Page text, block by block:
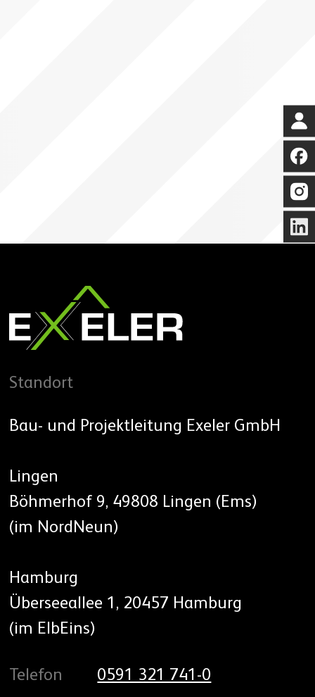
LinkedIn
Standort
Bau- und Projektleitung Exeler GmbH
Lingen
Böhmerhof 9, 49808 Lingen (Ems)
(im NordNeun)
Hamburg
Überseeallee 1, 20457 Hamburg
(im ElbEins)
Telefon 0591 321 741-0